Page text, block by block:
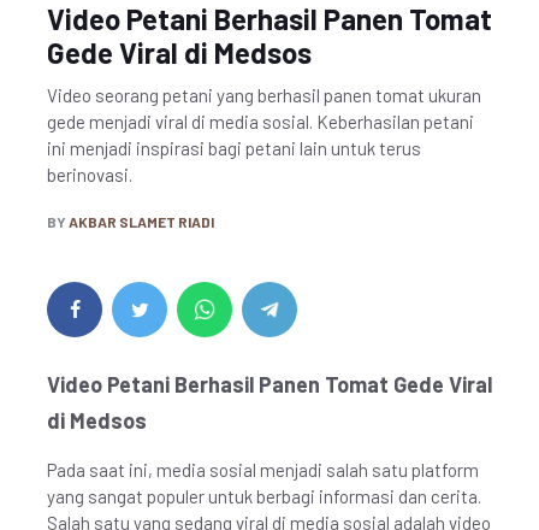
Video Petani Berhasil Panen Tomat
Gede Viral di Medsos
Video seorang petani yang berhasil panen tomat ukuran
gede menjadi viral di media sosial. Keberhasilan petani
ini menjadi inspirasi bagi petani lain untuk terus
berinovasi.
BY AKBAR SLAMET RIADI
Video Petani Berhasil Panen Tomat Gede Viral
di Medsos
Pada saat ini, media sosial menjadi salah satu platform
yang sangat populer untuk berbagi informasi dan cerita.
Salah satu yang sedang viral di media sosial adalah video